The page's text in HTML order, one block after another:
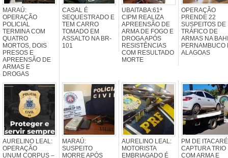
MARAÚ:
OPERAÇÃO
POLICIAL
TERMINA COM
QUATRO
MORTOS, DOIS
PRESOS E
APREENSÃO DE
ARMAS E
DROGAS
CASAL É
SEQUESTRADO E
TEM CARRO
TOMADO EM
ASSALTO NA BR-
101
UBAITABA:61ª
CIPM REALIZA
APREENSÃO DE
ARMA DE FOGO E
DROGA APÓS
RESISTÊNCIAS
COM RESULTADO
MORTE
OPERAÇÃO
PRENDE 22
SUSPEITOS DE
TRÁFICO DE
ARMAS NA
PERNAMBUCO
ALAGOAS
AURELINO LEAL:
OPERAÇÃO
UNUM CORPUS –
MARAÚ:
SUSPEITO
MORRE APÓS
AURELINO LEAL:
MOTORISTA
EMBRIAGADO É
PM DE ITACARÉ
CAPTURA TRIO
COM ARMA E